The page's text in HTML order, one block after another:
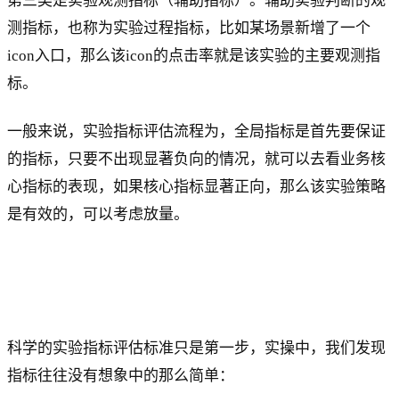
测指标，也称为实验过程指标，比如某场景新增了一个
icon入口，那么该icon的点击率就是该实验的主要观测指
标。
一般来说，实验指标评估流程为，全局指标是首先要保证
的指标，只要不出现显著负向的情况，就可以去看业务核
心指标的表现，如果核心指标显著正向，那么该实验策略
是有效的，可以考虑放量。
科学的实验指标评估标准只是第一步，实操中，我们发现
指标往往没有想象中的那么简单：